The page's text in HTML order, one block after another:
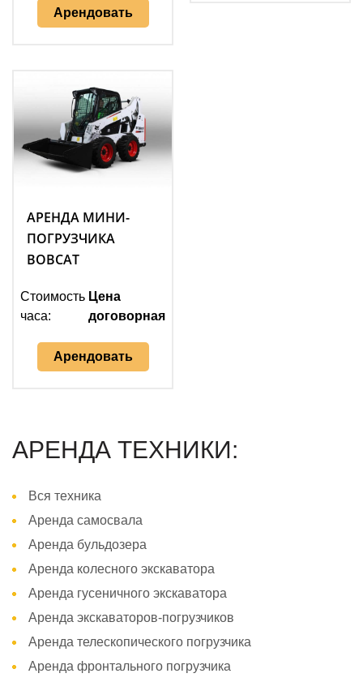
Арендовать
АРЕНДА МИНИ-
ПОГРУЗЧИКА
BOBCAT
Стоимость
часа:
Цена
договорная
Арендовать
АРЕНДА ТЕХНИКИ:
Вся техника
Аренда самосвала
Аренда бульдозера
Аренда колесного экскаватора
Аренда гусеничного экскаватора
Аренда экскаваторов-погрузчиков
Аренда телескопического погрузчика
Аренда фронтального погрузчика